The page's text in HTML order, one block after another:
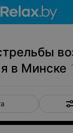
в Минске